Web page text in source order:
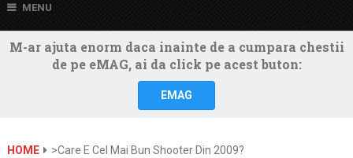
MENU
M-ar ajuta enorm daca inainte de a cumpara chestii
de pe eMAG, ai da click pe acest buton:
EMAG
HOME >Care E Cel Mai Bun Shooter Din 2009?